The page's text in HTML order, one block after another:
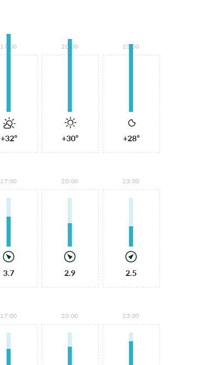
17:00
+32°
20:00
+30°
23:00
+28°
17:00
3.7
20:00
2.9
23:00
2.5
17:00 20:00 23:00